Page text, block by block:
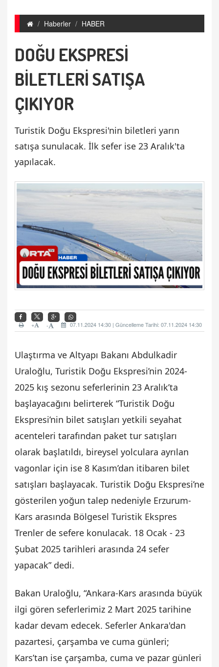
Haberler HABER
DOĞU EKSPRESİ
BİLETLERİ SATIŞA
ÇIKIYOR
Turistik Doğu Ekspresi'nin biletleri yarın
satışa sunulacak. İlk sefer ise 23 Aralık'ta
yapılacak.
07.11.2024 14:30 | Güncelleme Tarihi: 07.11.2024 14:30
-
+
Ulaştırma ve Altyapı Bakanı Abdulkadir
Uraloğlu, Turistik Doğu Ekspresi’nin 2024-
2025 kış sezonu seferlerinin 23 Aralık’ta
başlayacağını belirterek “Turistik Doğu
Ekspresi’nin bilet satışları yetkili seyahat
acenteleri tarafından paket tur satışları
olarak başlatıldı, bireysel yolculara ayrılan
vagonlar için ise 8 Kasım’dan itibaren bilet
satışları başlayacak. Turistik Doğu Ekspresi’ne
gösterilen yoğun talep nedeniyle Erzurum-
Kars arasında Bölgesel Turistik Ekspres
Trenler de sefere konulacak. 18 Ocak - 23
Şubat 2025 tarihleri arasında 24 sefer
yapacak” dedi.
Bakan Uraloğlu, “Ankara-Kars arasında büyük
ilgi gören seferlerimiz 2 Mart 2025 tarihine
kadar devam edecek. Seferler Ankara'dan
pazartesi, çarşamba ve cuma günleri;
Kars’tan ise çarşamba, cuma ve pazar günleri